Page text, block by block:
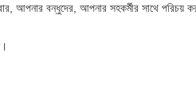
আপনার বন্ধুদের, আপনার সহকর্মীর সাথে পরিচয়